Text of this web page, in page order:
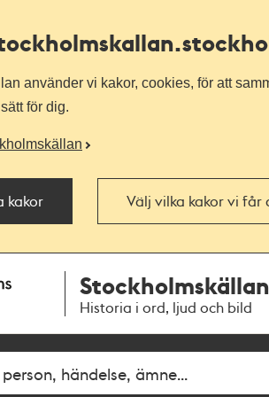
använder vi kakor, cookies, för att
för dig.
kakor Välj vilka kakor vi får
Stockholmskällan
Historia i ord, ljud och bild